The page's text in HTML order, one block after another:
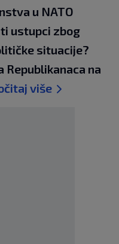
u NATO
ustupci zbog
situacije?
Republikanaca na
više